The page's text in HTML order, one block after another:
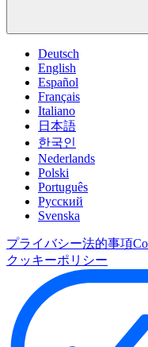
Deutsch
English
Español
Français
Italiano
日本語
한국인
Nederlands
Polski
Português
Pусский
Svenska
プライバシー法的事項
クッキーポリシー